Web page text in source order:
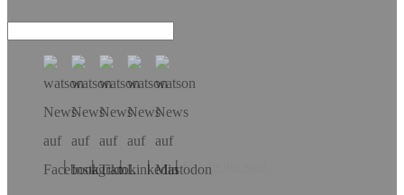
Hol dir die App!